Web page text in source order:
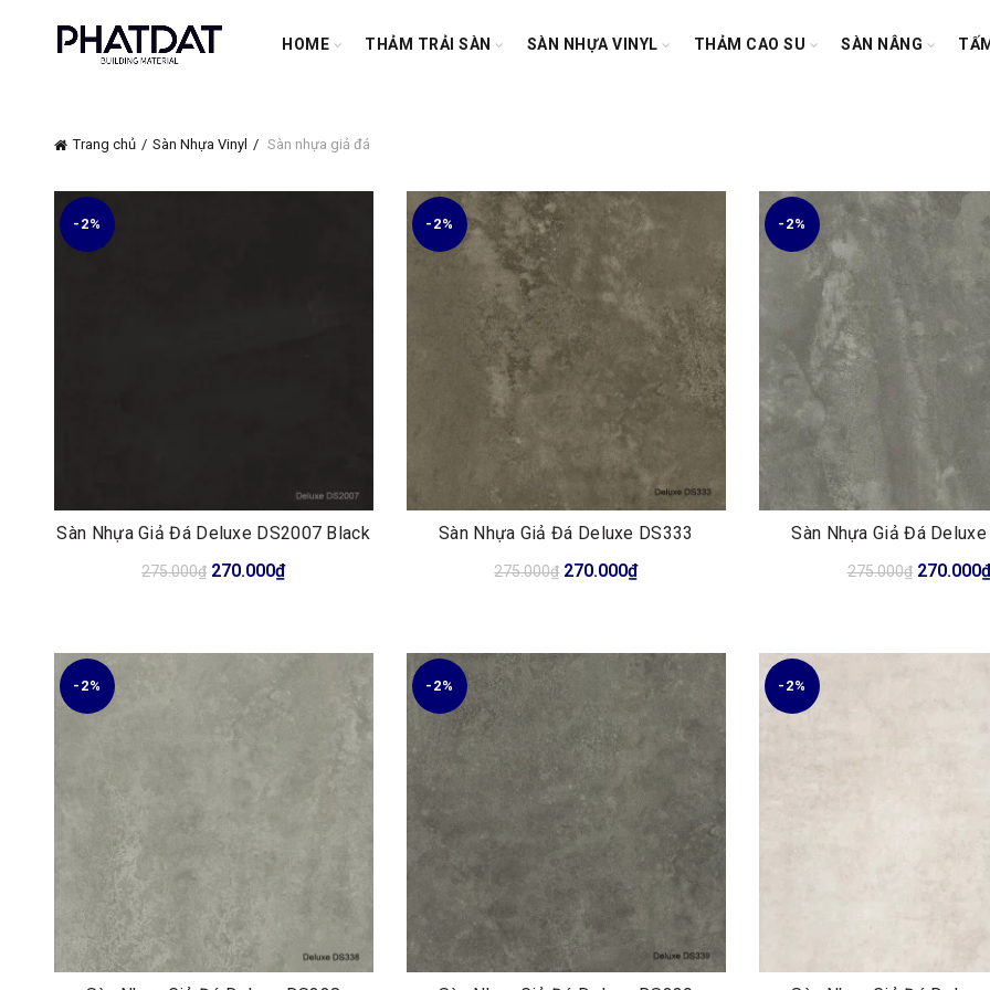
HOME THẢM TRẢI SÀN SÀN NHỰA VINYL THẢM CAO SU SÀN NÂNG
Trang chủ Sàn Nhựa Vinyl Sàn nhựa giả đá
-2%
Sàn Nhựa Giả Đá Deluxe DS2007 Black
275.000₫ Giá
275.000₫.
270.000₫Giá
là:
270.000₫.
-2%
Sàn Nhựa Giả Đá Deluxe DS333
275.000₫ Giá
275.000₫.
270.000₫Giá
là:
270.000₫.
-2%
Sàn Nhựa Giả Đá
275.000₫ Giá
270.000₫
-2% -2% -2%